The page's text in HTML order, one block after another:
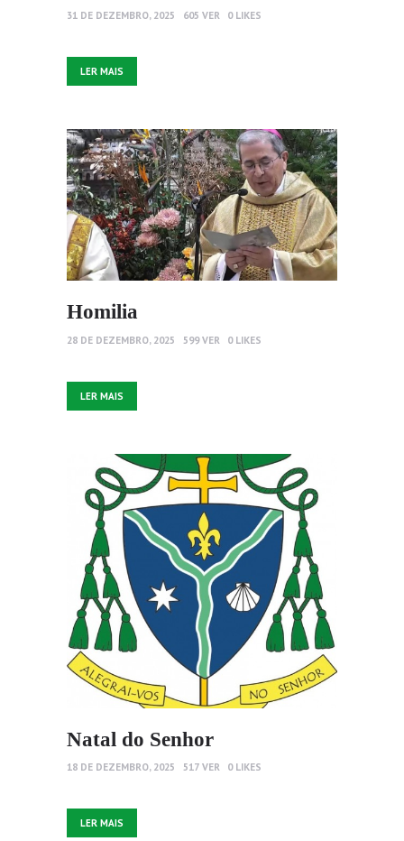
31 DE DEZEMBRO, 2025 605 VER 0 LIKES
LER MAIS
Homilia
28 DE DEZEMBRO, 2025 599 VER 0 LIKES
LER MAIS
Natal do Senhor
18 DE DEZEMBRO, 2025 517 VER 0 LIKES
LER MAIS